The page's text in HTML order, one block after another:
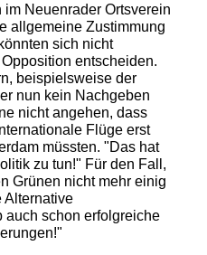
Neuenrader Ortsverein
allgemeine Zustimmung
sich nicht
entscheiden.
beispielsweise der
nun kein Nachgeben
nicht angehen, dass
Flüge erst
müssten. "Das hat
zu tun!" Für den Fall,
Grünen nicht mehr einig
Alternative
auch schon erfolgreiche